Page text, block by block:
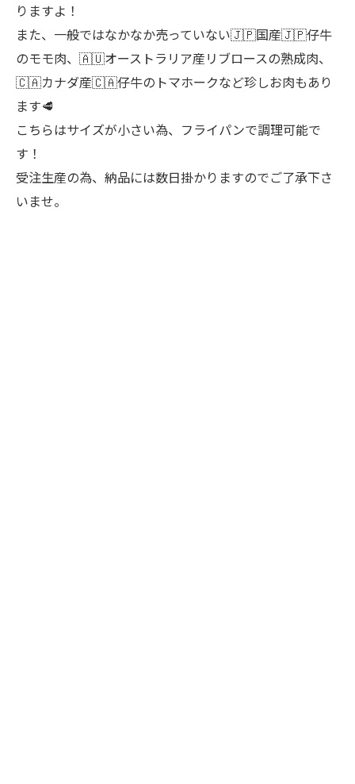
りますよ！
また、一般ではなかなか売っていない🇯🇵国産🇯🇵仔牛
のモモ肉、🇦🇺オーストラリア産リブロースの熟成肉、
🇨🇦カナダ産🇨🇦仔牛のトマホークなど珍しお肉もあり
ます🥩
こちらはサイズが小さい為、フライパンで調理可能で
す！
受注生産の為、納品には数日掛かりますのでご了承下さ
いませ。